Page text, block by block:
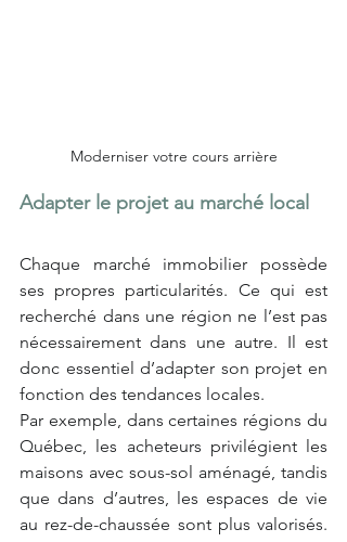
Moderniser votre cours arrière
Adapter le projet au marché local
Chaque marché immobilier possède
ses propres particularités. Ce qui est
recherché dans une région ne l’est pas
nécessairement dans une autre. Il est
donc essentiel d’adapter son projet en
fonction des tendances locales.
Par exemple, dans certaines régions du
Québec, les acheteurs privilégient les
maisons avec sous-sol aménagé, tandis
que dans d’autres, les espaces de vie
au rez-de-chaussée sont plus valorisés.